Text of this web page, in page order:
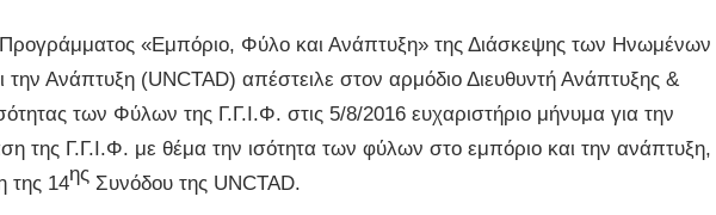
«Εμπόριο, Φύλο και Ανάπτυξη» της Διάσκεψης των Ηνωμένων
Ανάπτυξη (UNCTAD) απέστειλε στον αρμόδιο Διευθυντή Ανάπτυξης &
των Φύλων της Γ.Γ.Ι.Φ. στις 5/8/2016 ευχαριστήριο μήνυμα για την
της Γ.Γ.Ι.Φ. με θέμα την ισότητα των φύλων στο εμπόριο και την ανάπτυξη,
της 14ης Συνόδου της UNCTAD.